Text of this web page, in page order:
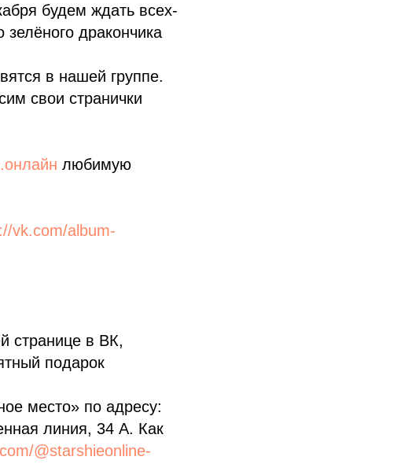
будем ждать всех-
дракончика
в нашей группе.
свои странички
любимую
vk.com/album-
странице в ВК,
подарок
место» по адресу:
линия, 34 А. Как
@starshieonline-